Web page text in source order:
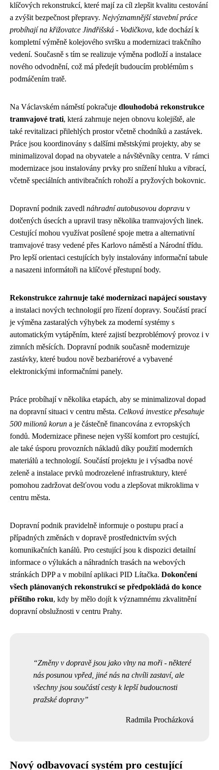
klíčových rekonstrukcí, které mají za cíl zlepšit kvalitu cestování
a zvýšit bezpečnost přepravy. Nejvýznamnější stavební práce
probíhají na křižovatce Jindřišská - Vodičkova, kde dochází k
kompletní výměně kolejového svršku a modernizaci trakčního
vedení. Současně s tím se realizuje výměna podloží a instalace
nového odvodnění, což má předejít budoucím problémům s
podmáčením tratě.
Na Václavském náměstí pokračuje dlouhodobá rekonstrukce
tramvajové trati, která zahrnuje nejen obnovu kolejiště, ale
také revitalizaci přilehlých prostor včetně chodníků a zastávek.
Práce jsou koordinovány s dalšími městskými projekty, aby se
minimalizoval dopad na obyvatele a návštěvníky centra. V rámci
modernizace jsou instalovány prvky pro snížení hluku a vibrací,
včetně speciálních antivibračních rohoží a pryžových bokovnic.
Dopravní podnik zavedl náhradní autobusovou dopravu v
dotčených úsecích a upravil trasy několika tramvajových linek.
Cestující mohou využívat posílené spoje metra a alternativní
tramvajové trasy vedené přes Karlovo náměstí a Národní třídu.
Pro lepší orientaci cestujících byly instalovány informační tabule
a nasazeni informátoři na klíčové přestupní body.
Rekonstrukce zahrnuje také modernizaci napájecí soustavy
a instalaci nových technologií pro řízení dopravy. Součástí prací
je výměna zastaralých výhybek za moderní systémy s
automatickým vytápěním, které zajistí bezproblémový provoz i v
zimních měsících. Dopravní podnik současně modernizuje
zastávky, které budou nově bezbariérové a vybavené
elektronickými informačními panely.
Práce probíhají v několika etapách, aby se minimalizoval dopad
na dopravní situaci v centru města. Celková investice přesahuje
500 milionů korun a je částečně financována z evropských
fondů. Modernizace přinese nejen vyšší komfort pro cestující,
ale také úsporu provozních nákladů díky použití moderních
materiálů a technologií. Součástí projektu je i výsadba nové
zeleně a instalace prvků modrozelené infrastruktury, které
pomohou zadržovat dešťovou vodu a zlepšovat mikroklima v
centru města.
Dopravní podnik pravidelně informuje o postupu prací a
případných změnách v dopravě prostřednictvím svých
komunikačních kanálů. Pro cestující jsou k dispozici detailní
informace o výlukách a náhradních trasách na webových
stránkách DPP a v mobilní aplikaci PID Lítačka. Dokončení
všech plánovaných rekonstrukcí se předpokládá do konce
příštího roku, kdy by mělo dojít k významnému zkvalitnění
dopravní obslužnosti v centru Prahy.
Změny v dopravě jsou jako vlny na moři - některé
nás posunou vpřed, jiné nás na chvíli zastaví, ale
všechny jsou součástí cesty k lepší budoucnosti
pražské dopravy
Radmila Procházková
Nový odbavovací systém pro cestující